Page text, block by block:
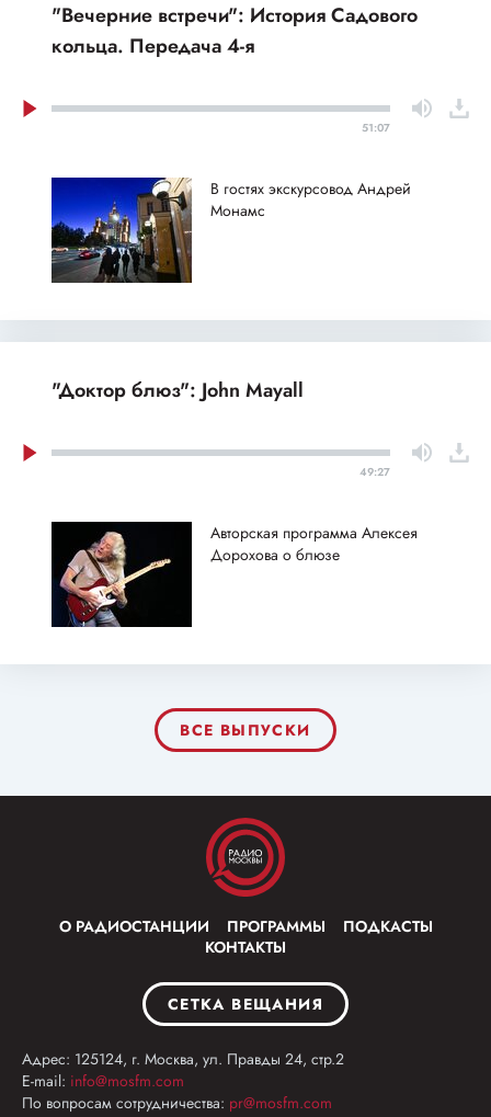
"Вечерние встречи": История Садового
кольца. Передача 4-я
51:07
В гостях экскурсовод Андрей
Монамс
"Доктор блюз": John Mayall
49:27
Авторская программа Алексея
Дорохова о блюзе
ВСЕ ВЫПУСКИ
О РАДИОСТАНЦИИ ПРОГРАММЫ
ПОДКАСТЫ
КОНТАКТЫ
СЕТКА ВЕЩАНИЯ
Адрес: 125124, г. Москва, ул. Правды 24, стр.2
E-mail: info@mosfm.com
По вопросам сотрудничества: pr@mosfm.com